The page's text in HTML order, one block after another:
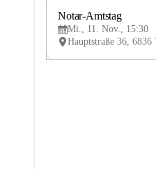
Notar-Amtstag
Mi., 11. Nov., 15:30